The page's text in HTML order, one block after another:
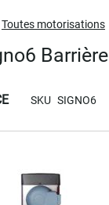
Toutes motorisations
SKU SIGNO6